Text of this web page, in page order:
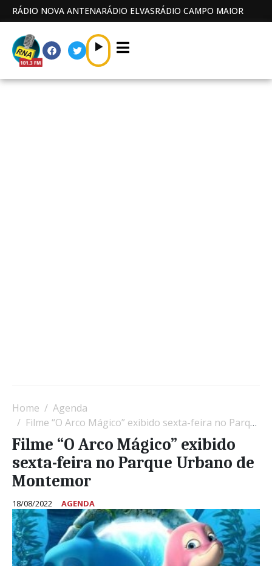
RÁDIO NOVA ANTENARÁDIO ELVASRÁDIO CAMPO MAIOR
Home
Agenda
Filme “O Arco Mágico” exibido sexta-feira no Parque Urbano de Montemor
Filme “O Arco Mágico” exibido
sexta-feira no Parque Urbano de
Montemor
18/08/2022 AGENDA